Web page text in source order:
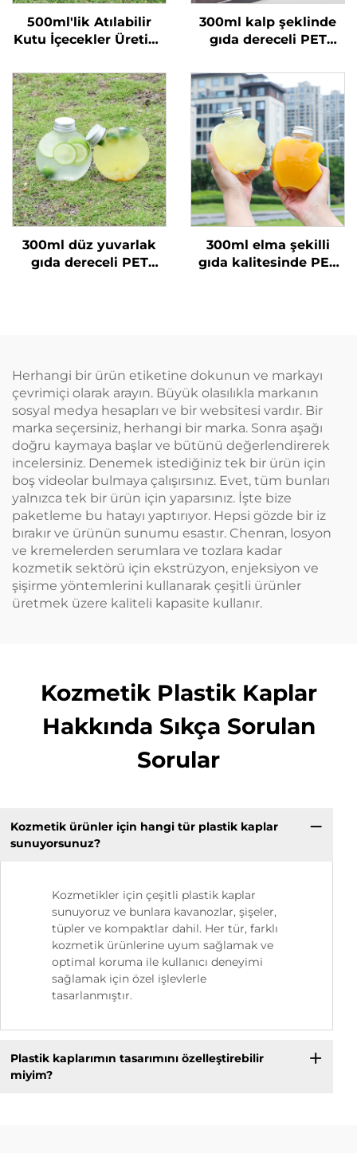
500ml'lik Atılabilir
Kutu İçecekler Üretimi
Suyu Ambalajı Kutular
Üreticileri
300ml kalp şeklinde
gıda dereceli PET
plastik ambalaj şişesi
meyve suyu ve
içecekler için sıcak
satılan
300ml düz yuvarlak
gıda dereceli PET
300ml elma şekilli
gıda kalitesinde PET
Herhangi bir ürün etiketine dokunun ve markayı
çevrimiçi olarak arayın. Büyük olasılıkla markanın
sosyal medya hesapları ve bir websitesi vardır. Bir
marka seçersiniz, herhangi bir marka. Sonra aşağı
doğru kaymaya başlar ve bütünü değerlendirerek
incelersiniz. Denemek istediğiniz tek bir ürün için
boş videolar bulmaya çalışırsınız. Evet, tüm bunları
yalnızca tek bir ürün için yaparsınız. İşte bize
paketleme bu hatayı yaptırıyor. Hepsi gözde bir iz
bırakır ve ürünün sunumu esastır. Chenran, losyon
ve kremelerden serumlara ve tozlara kadar
kozmetik sektörü için ekstrüzyon, enjeksiyon ve
şişirme yöntemlerini kullanarak çeşitli ürünler
üretmek üzere kaliteli kapasite kullanır.
Kozmetik Plastik Kaplar
Hakkında Sıkça Sorulan
Sorular
Kozmetik ürünler için hangi tür plastik kaplar
sunuyorsunuz?
Kozmetikler için çeşitli plastik kaplar
sunuyoruz ve bunlara kavanozlar, şişeler,
tüpler ve kompaktlar dahil. Her tür, farklı
kozmetik ürünlerine uyum sağlamak ve
optimal koruma ile kullanıcı deneyimi
sağlamak için özel işlevlerle
tasarlanmıştır.
Plastik kaplarımın tasarımını özelleştirebilir
miyim?